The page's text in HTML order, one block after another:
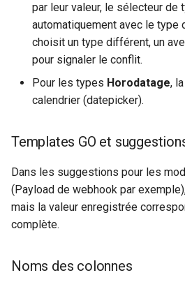
par leur valeur, le sélecteur de
automatiquement avec le type
choisit un type différent, un
pour signaler le conflit.
Pour les types Horodatage,
calendrier (datepicker).
Templates GO et
Dans les suggestions pour les
(Payload de webhook par
mais la valeur enregistrée
complète.
Noms des colonnes